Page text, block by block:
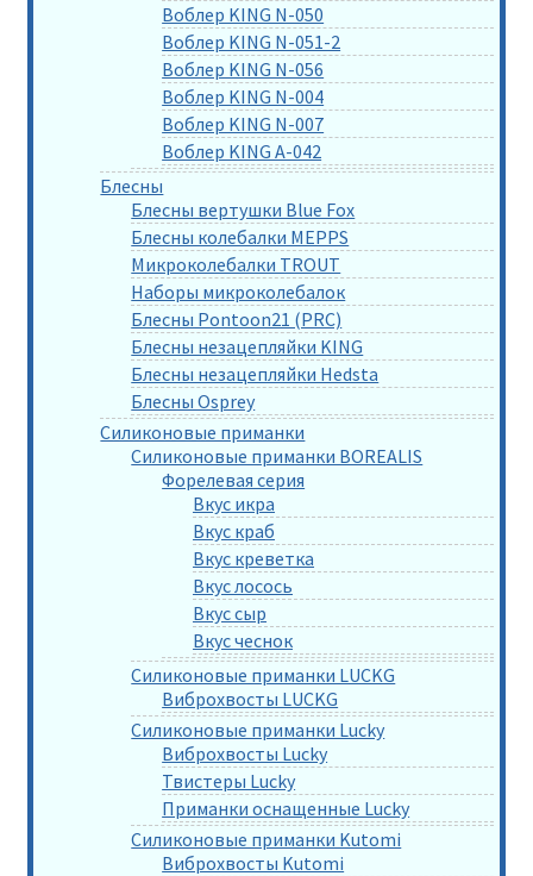
Воблер KING N-050
Воблер KING N-051-2
Воблер KING N-056
Воблер KING N-004
Воблер KING N-007
Воблер KING A-042
Блесны
Блесны вертушки Blue Fox
Блесны колебалки MEPPS
Микроколебалки TROUT
Наборы микроколебалок
Блесны Pontoon21 (PRC)
Блесны незацепляйки KING
Блесны незацепляйки Hedsta
Блесны Osprey
Силиконовые приманки
Силиконовые приманки BOREALIS
Форелевая серия
Вкус икра
Вкус краб
Вкус креветка
Вкус лосось
Вкус сыр
Вкус чеснок
Силиконовые приманки LUCKG
Виброхвосты LUCKG
Силиконовые приманки Lucky
Виброхвосты Lucky
Твистеры Lucky
Приманки оснащенные Lucky
Силиконовые приманки Kutomi
Виброхвосты Kutomi